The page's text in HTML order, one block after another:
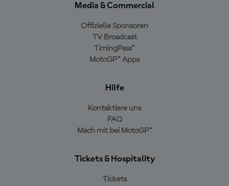
Media & Commercial
Offizielle Sponsoren
TV Broadcast
TimingPass™
MotoGP™ Apps
Hilfe
Kontaktiere uns
FAQ
Mach mit bei MotoGP™
Tickets & Hospitality
Tickets